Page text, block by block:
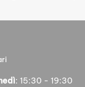
: 15:30 - 19:30